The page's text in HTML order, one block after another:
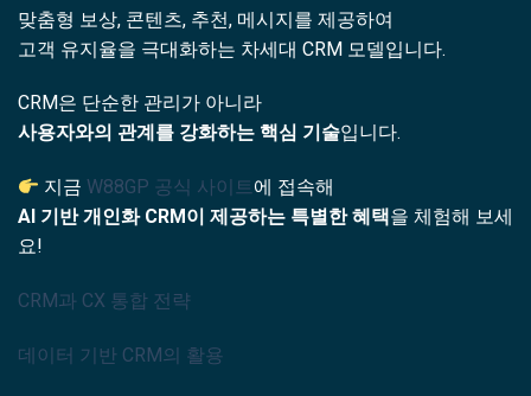
맞춤형 보상, 콘텐츠, 추천, 메시지를 제공하여
고객 유지율을 극대화하는 차세대 CRM 모델입니다.
CRM은 단순한 관리가 아니라
사용자와의 관계를 강화하는 핵심 기술입니다.
지금 W88GP 공식 사이트에 접속해
AI 기반 개인화 CRM이 제공하는 특별한 혜택을 체험해 보세
요!
CRM과 CX 통합 전략
데이터 기반 CRM의 활용